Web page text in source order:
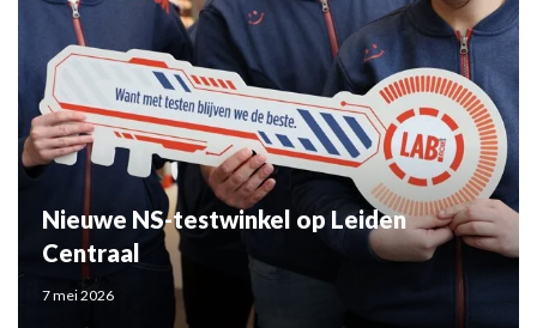
Nieuwe NS-testwinkel op Leiden
Centraal
7 mei 2026